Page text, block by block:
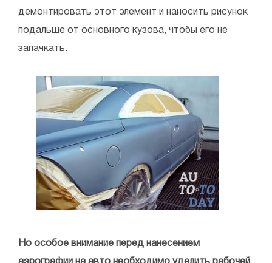
демонтировать этот элемент и наносить рисунок
подальше от основного кузова, чтобы его не
запачкать.
Но особое внимание перед нанесением